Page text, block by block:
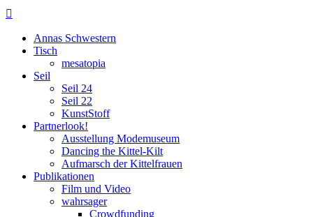

Annas Schwestern
Tisch
mesatopia
Seil
Seil 24
Seil 22
KunstStoff
Partnerlook!
Ausstellung Modemuseum
Dancing the Kittel-Kilt
Aufmarsch der Kittelfrauen
Publikationen
Film und Video
wahrsager
Crowdfunding